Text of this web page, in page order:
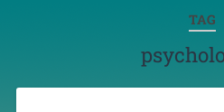
TAG